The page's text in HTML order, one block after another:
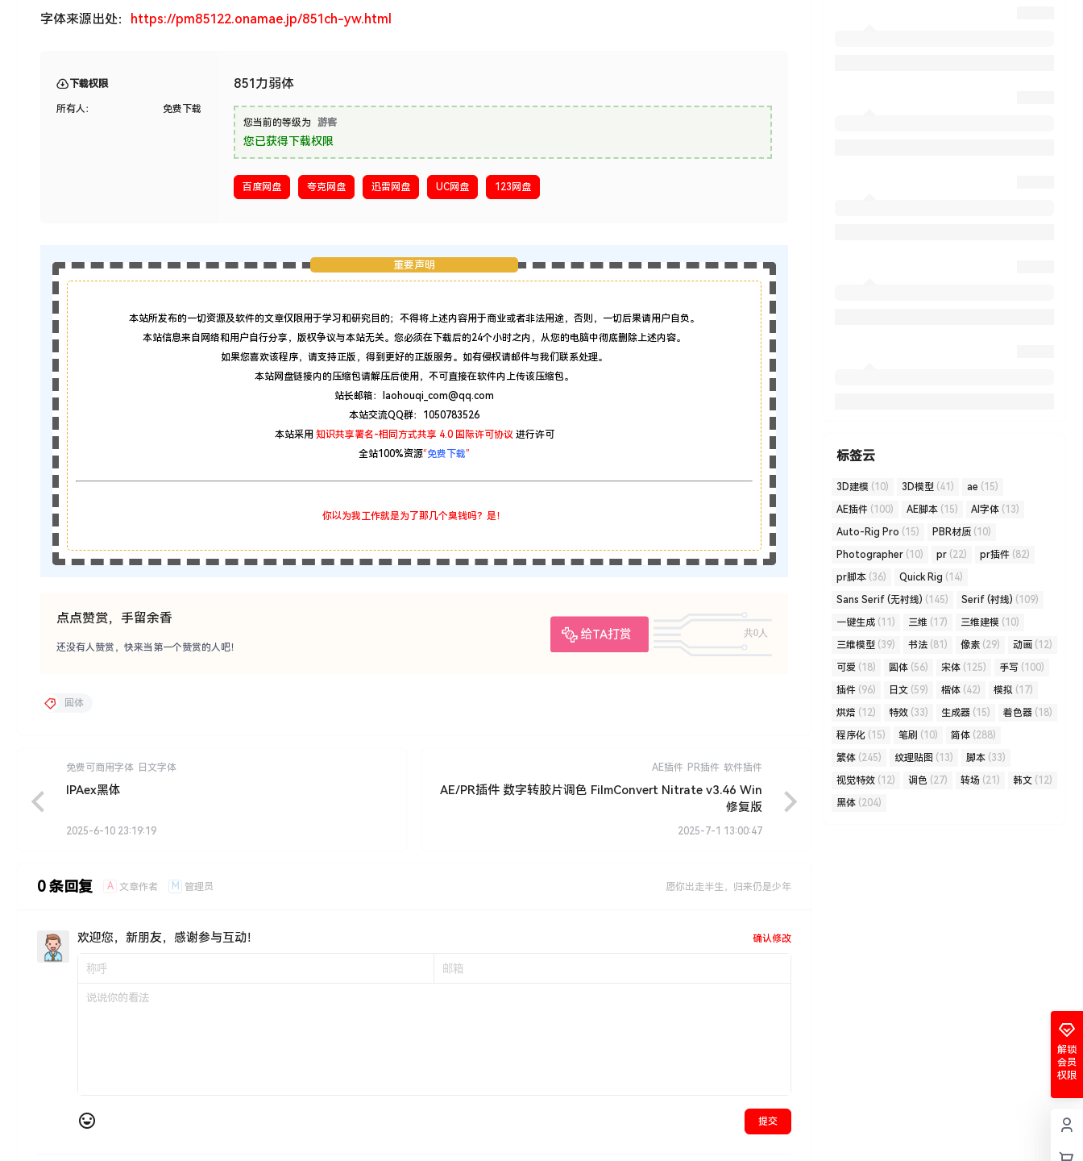
字体来源出处： https://pm85122.onamae.jp/851ch-yw.html
下载权限
所有人： 免费下载
851力弱体
您当前的等级为 游客
您已获得下载权限
百度网盘 夸克网盘 迅雷网盘 UC网盘 123网盘
重要声明
本站所发布的一切资源及软件的文章仅限用于学习和研究目的；不得将上述内容用于商业或者非法用途，否则，一切后果请用户自负。
本站信息来自网络和用户自行分享，版权争议与本站无关。您必须在下载后的24个小时之内，从您的电脑中彻底删除上述内容。
如果您喜欢该程序，请支持正版，得到更好的正版服务。如有侵权请邮件与我们联系处理。
本站网盘链接内的压缩包请解压后使用，不可直接在软件内上传该压缩包。
站长邮箱：laohouqi_com@qq.com
本站交流QQ群：1050783526
本站采用 知识共享署名-相同方式共享 4.0 国际许可协议 进行许可
全站100%资源“免费下载”
你以为我工作就是为了那几个臭钱吗？是！
点点赞赏，手留余香
给TA打赏
共0人
还没有人赞赏，快来当第一个赞赏的人吧！
圆体
免费可商用字体 日文字体
IPAex黑体
2025-6-10 23:19:19
AE插件 PR插件 软件插件
AE/PR插件 数字转胶片调色 FilmConvert Nitrate v3.46 Win
修复版
2025-7-1 13:00:47
0 条回复 A 文章作者 M 管理员 愿你出走半生，归来仍是少年
欢迎您，新朋友，感谢参与互动！ 确认修改
提交
标签云
3D建模 (10) 3D模型 (41) ae (15)
AE插件 (100) AE脚本 (15) AI字体 (13)
Auto-Rig Pro (15) PBR材质 (10)
Photographer (10) pr (22) pr插件 (82)
pr脚本 (36) Quick Rig (14)
Sans Serif (无衬线) (145) Serif (衬线) (109)
一键生成 (11) 三维 (17) 三维建模 (10)
三维模型 (39) 书法 (81) 像素 (29) 动画 (12)
可爱 (18) 圆体 (56) 宋体 (125) 手写 (100)
插件 (96) 日文 (59) 楷体 (42) 模拟 (17)
烘焙 (12) 特效 (33) 生成器 (15) 着色器 (18)
程序化 (15) 笔刷 (10) 简体 (288)
繁体 (245) 纹理贴图 (13) 脚本 (33)
视觉特效 (12) 调色 (27) 转场 (21) 韩文 (12)
黑体 (204)
解锁
会员
权限